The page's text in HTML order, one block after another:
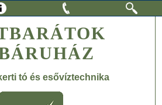
tó és esővíztechnika